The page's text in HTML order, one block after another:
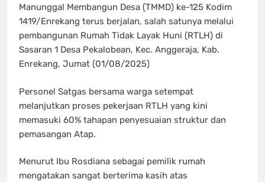
Manunggal Membangun Desa (TMMD) ke-125 Kodim
1419/Enrekang terus berjalan, salah satunya melalui
pembangunan Rumah Tidak Layak Huni (RTLH) di
Sasaran 1 Desa Pekalobean, Kec. Anggeraja, Kab.
Enrekang, Jumat (01/08/2025)
Personel Satgas bersama warga setempat
melanjutkan proses pekerjaan RTLH yang kini
memasuki 60% tahapan penyesuaian struktur dan
pemasangan Atap.
Menurut Ibu Rosdiana sebagai pemilik rumah
mengatakan sangat berterima kasih atas